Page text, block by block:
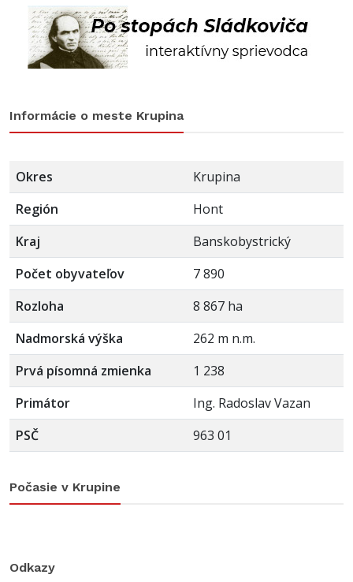
Informácie o meste Krupina
Okres
Krupina
Región
Hont
Kraj
Banskobystrický
Počet obyvateľov
7 890
Rozloha
8 867 ha
Nadmorská výška
262 m n.m.
Prvá písomná zmienka
1 238
Primátor
Ing. Radoslav Vazan
PSČ
963 01
Počasie v Krupine
Odkazy